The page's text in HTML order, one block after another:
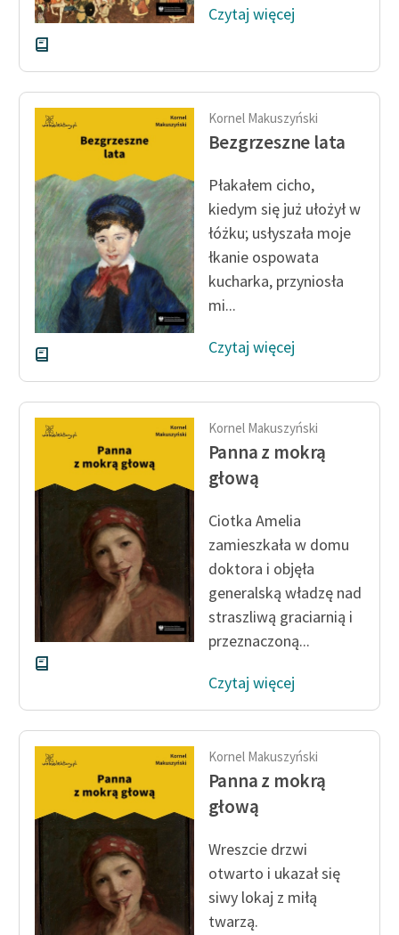
niepełnosprawnościami
Feministyczne inspiracje.
Popularyzacja
skandynawskiej literatury
feministycznej
Ręce pełne poezji
Kolekcje edukacyjne
twórców przechodzących
do domeny publicznej,
lektur szkolnych oraz
Starego Testamentu
Odkurzamy bohaterów
Lektur
O nas
Kontakt
O projekcie
Zasady wykorzystania
Wolnych Lektur
Materiały promocyjne
Polityka prywatności
Regulamin biblioteki
Dane fundacji i
sprawozdania finansowe
Regulamin darowizn
Informacja o treściach
Deklaracja dostępności
Czytaj więcej
Kornel Makuszyński
Bezgrzeszne lata
Płakałem cicho,
kiedym się już ułożył w
łóżku; usłyszała moje
łkanie ospowata
kucharka, przyniosła
mi...
Czytaj więcej
Kornel Makuszyński
Panna z mokrą
głową
Ciotka Amelia
zamieszkała w domu
doktora i objęła
generalską władzę nad
straszliwą graciarnią i
przeznaczoną...
Czytaj więcej
Kornel Makuszyński
Panna z mokrą
głową
Wreszcie drzwi
otwarto i ukazał się
siwy lokaj z miłą
twarzą.